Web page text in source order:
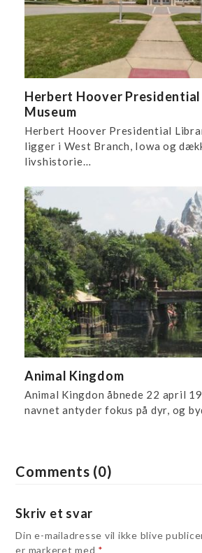
Herbert Hoover Presidential
Museum
Herbert Hoover Presidential
ligger i West Branch, Iowa og
livshistorie…
Animal Kingdom
Animal Kingdon åbnede 22 april
navnet antyder fokus på dyr, og
Comments (0)
Skriv et svar
Din e-mailadresse vil ikke blive
er markeret med *